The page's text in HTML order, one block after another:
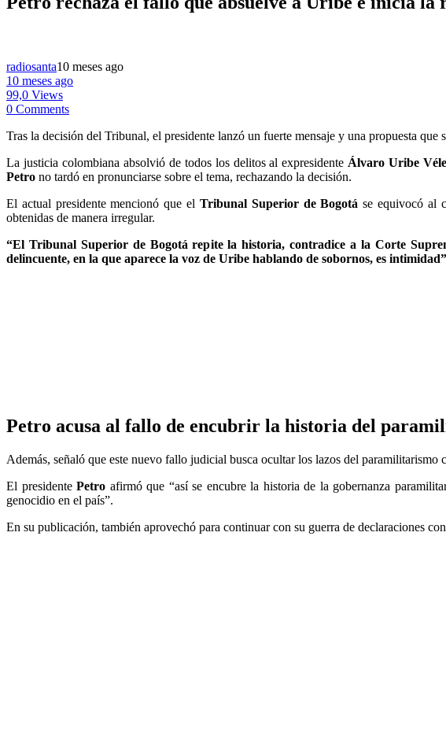
radiosanta10 meses ago
10 meses ago
99,0 Views
0 Comments
Tras la decisión del Tribunal, el presidente lanzó un fuerte mensaje y una propuesta que
La justicia colombiana absolvió de todos los delitos al expresidente Álvaro Uribe
Petro no tardó en pronunciarse sobre el tema, rechazando la decisión.
El actual presidente mencionó que el Tribunal Superior de Bogotáse equivocó al
obtenidas de manera irregular.
“El Tribunal Superior de Bogotá repite la historia, contradice a la Corte
delincuente, en la que aparece la voz de Uribe hablando de sobornos, es intimidad”
Petro acusa al fallo de encubrir la historia del
Además, señaló que este nuevo fallo judicial busca ocultar los lazos del
El presidente Petro afirmó que “así se encubre la historia de la gobernanza
genocidio en el país”.
En su publicación, también aprovechó para continuar con su guerra de declaraciones